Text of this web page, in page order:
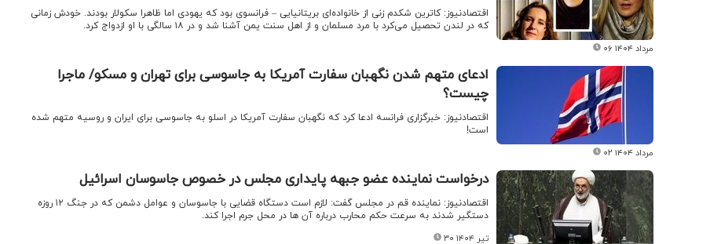
اقتصادنیوز: کاترین شکدم زنی از خانواده‌ای بریتانیایی – فرانسوی بود که یهودی اما ظاهرا سکولار بودند. خودش زمانی
که در لندن تحصیل می‌کرد با مرد مسلمان و از اهل سنت یمن آشنا شد و در ۱۸ سالگی با او ازدواج کرد.
۰۶ مرداد ۱۴۰۴
ادعای متهم شدن نگهبان سفارت آمریکا به جاسوسی برای تهران و مسکو/ ماجرا
چیست؟
اقتصادنیوز: خبرگزاری فرانسه ادعا کرد که نگهبان سفارت آمریکا در اسلو به جاسوسی برای ایران و روسیه متهم شده
است!
۰۲ مرداد ۱۴۰۴
درخواست نماینده عضو جبهه پایداری مجلس در خصوص جاسوسان اسرائیل
اقتصادنیوز: نماینده قم در مجلس گفت: لازم است دستگاه قضایی با جاسوسان و عوامل دشمن که در جنگ ۱۲ روزه
دستگیر شدند به سرعت حکم محارب درباره آن ها در محل جرم اجرا کند.
۳۰ تیر ۱۴۰۴